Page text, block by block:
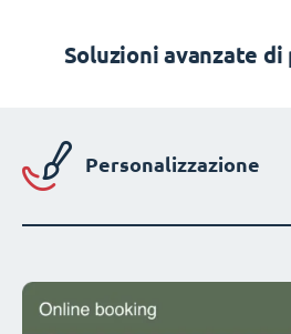
Soluzioni avanzate
Personalizzazione